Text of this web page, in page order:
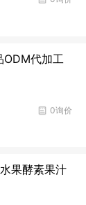
ODM代加工
0询价
果酵素果汁